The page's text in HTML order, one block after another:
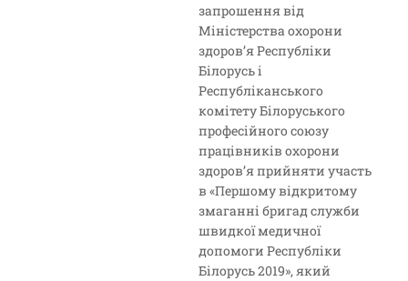
запрошення від
Міністерства охорони
здоров’я Республіки
Білорусь і
Республіканського
комітету Білоруського
професійного союзу
працівників охорони
здоров’я прийняти участь
в «Першому відкритому
змаганні бригад служби
швидкої медичної
допомоги Республіки
Білорусь 2019», який